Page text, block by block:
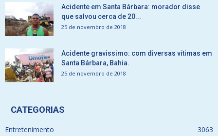
Acidente em Santa Bárbara: morador disse
que salvou cerca de 20...
25 de novembro de 2018
Acidente gravissimo: com diversas vítimas em
Santa Bárbara, Bahia.
25 de novembro de 2018
CATEGORIAS
Entretenimento 3063